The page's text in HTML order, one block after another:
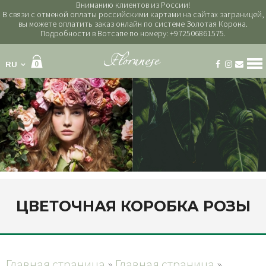
Вниманию клиентов из России!
В связи с отменой оплаты российскими картами на сайтах заграницей,
вы можете оплатить заказ онлайн по системе Золотая Корона.
Подробности в Вотсапе по номеру: +972506861575.
RU 0
Категории
букеты
букет невесты
венки на голову
горшечные растения
композиции
украшение свадебной машины
шарики
ЦВЕТОЧНАЯ КОРОБКА РОЗЫ